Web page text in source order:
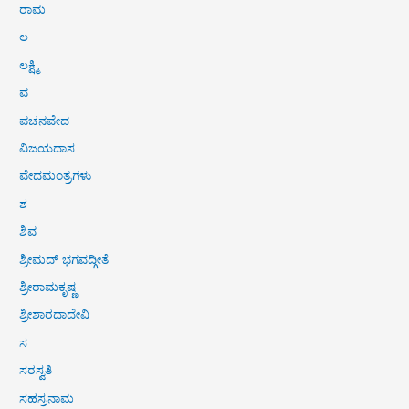
ರಾಮ
ಲ
ಲಕ್ಷ್ಮಿ
ವ
ವಚನವೇದ
ವಿಜಯದಾಸ
ವೇದಮಂತ್ರಗಳು
ಶ
ಶಿವ
ಶ್ರೀಮದ್ ಭಗವದ್ಗೀತೆ
ಶ್ರೀರಾಮಕೃಷ್ಣ
ಶ್ರೀಶಾರದಾದೇವಿ
ಸ
ಸರಸ್ವತಿ
ಸಹಸ್ರನಾಮ